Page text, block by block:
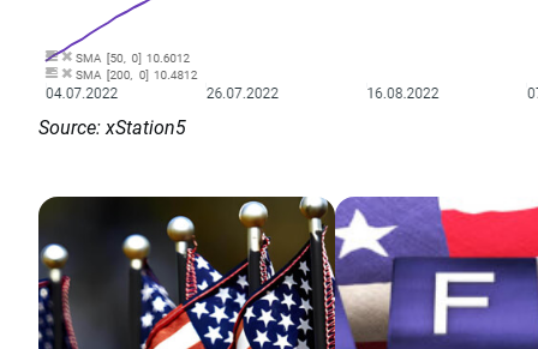
Source: xStation5